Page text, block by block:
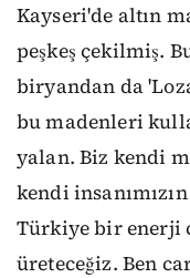
Kayseri'de altın
peşkeş çekilmiş.
biryandan da
bu madenleri
yalan. Biz kendi
kendi
Türkiye bir enerji
üreteceğiz. Ben